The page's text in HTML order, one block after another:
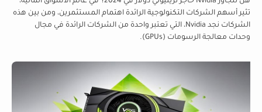
تثير أسهم الشركات التكنولوجية الرائدة اهتمام المستثمرين، ومن بين هذه
الشركات نجد Nvidia، التي تعتبر واحدة من الشركات الرائدة في مجال
وحدات معالجة الرسومات (GPUs).